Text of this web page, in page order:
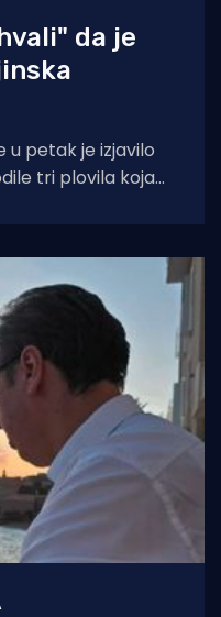
da je
u petak je izjavilo
tri plovila koja